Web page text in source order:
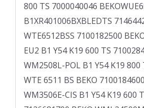
800 TS 7000040046
B1XR401006BXBLEDTS
WTE6512BSS 7100182500
EU2 B1 Y54 K19 600 TS
WM2508L-POL B1 Y54 K19 800
WTE 6511 BS BEKO
WM3506E-CIS B1 Y54 K19 600